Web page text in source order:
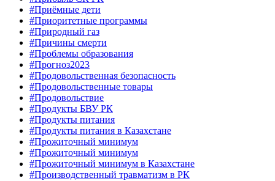
#Приёмные дети
#Приоритетные программы
#Природный газ
#Причины смерти
#Проблемы образования
#Прогноз2023
#Продовольственная безопасность
#Продовольственные товары
#Продовольствие
#Продукты БВУ РК
#Продукты питания
#Продукты питания в Казахстане
#Прожиточный минимум
#Прожиточный минимум
#Прожиточный минимум в Казахстане
#Производственный травматизм в РК